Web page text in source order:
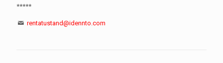
*****
rentatustand@idennto.com